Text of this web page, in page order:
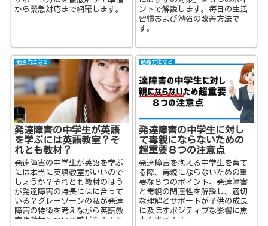
から緊急対応まで網羅します。
ントで解説します。毎日の生活
習慣および勉強の改善方法で
す。
勉強方法など
発達障害の中学生が英語
を学ぶには英語教室？そ
れとも教材？
発達障害の中学生が英語を学ぶ
には本当に英語教室がいいので
しょうか？それとも教材のほう
が発達障害の特長にはに合って
いる？グレーゾーンの私が発達
障害の特徴を考えながら英語教
室や教材について感じたままに
勉強方法など
発達障害の中学生に対し
て毒親にならないための
超重要８つの注意点
発達障害を抱える中学生を育て
る際、毒親にならないための重
要な８つのポイント。発達障害
と毒親の関連性を解説し、適切
な理解とサポートが子供の成長
に及ぼすポジティブな影響に焦
点を当てます。